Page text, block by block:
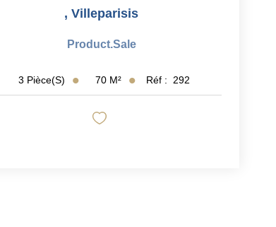
,Villeparisis
Product.sale
3 Pièce(s) 70 M² Réf : 292